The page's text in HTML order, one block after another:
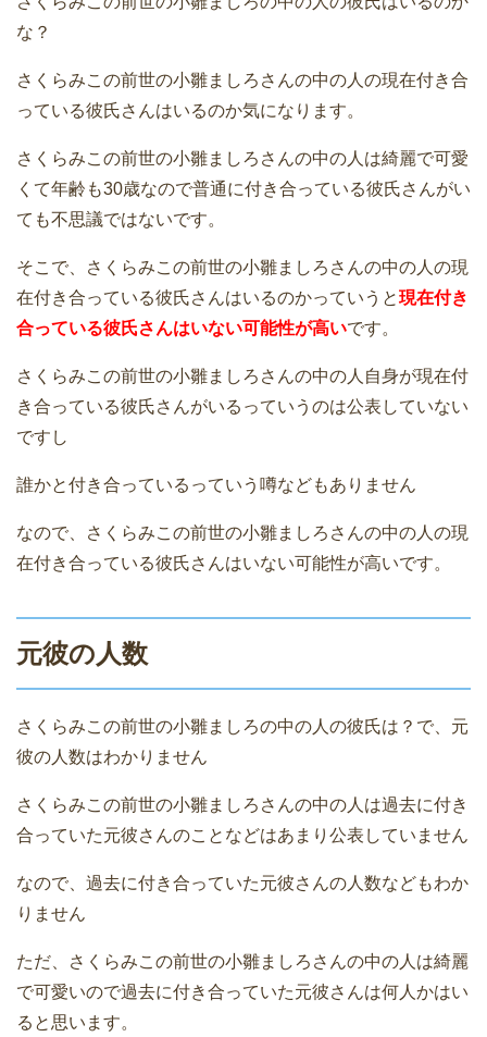
な？
さくらみこの前世の小雛ましろさんの中の人の現在付き合
っている彼氏さんはいるのか気になります。
さくらみこの前世の小雛ましろさんの中の人は綺麗で可愛
くて年齢も30歳なので普通に付き合っている彼氏さんがい
ても不思議ではないです。
そこで、さくらみこの前世の小雛ましろさんの中の人の現
在付き合っている彼氏さんはいるのかっていうと現在付き
合っている彼氏さんはいない可能性が高いです。
さくらみこの前世の小雛ましろさんの中の人自身が現在付
き合っている彼氏さんがいるっていうのは公表していない
ですし
誰かと付き合っているっていう噂などもありません
なので、さくらみこの前世の小雛ましろさんの中の人の現
在付き合っている彼氏さんはいない可能性が高いです。
元彼の人数
さくらみこの前世の小雛ましろの中の人の彼氏は？で、元
彼の人数はわかりません
さくらみこの前世の小雛ましろさんの中の人は過去に付き
合っていた元彼さんのことなどはあまり公表していません
なので、過去に付き合っていた元彼さんの人数などもわか
りません
ただ、さくらみこの前世の小雛ましろさんの中の人は綺麗
で可愛いので過去に付き合っていた元彼さんは何人かはい
ると思います。